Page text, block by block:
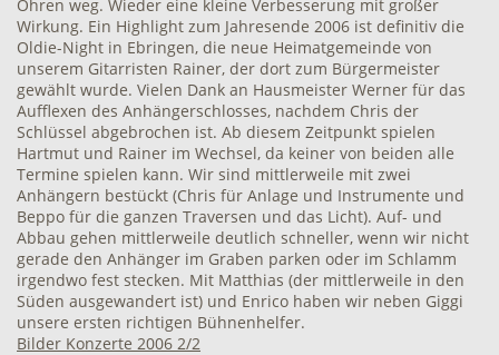
Ohren weg. Wieder eine kleine Verbesserung mit großer
Wirkung. Ein Highlight zum Jahresende 2006 ist definitiv die
Oldie-Night in Ebringen, die neue Heimatgemeinde von
unserem Gitarristen Rainer, der dort zum Bürgermeister
gewählt wurde. Vielen Dank an Hausmeister Werner für das
Aufflexen des Anhängerschlosses, nachdem Chris der
Schlüssel abgebrochen ist. Ab diesem Zeitpunkt spielen
Hartmut und Rainer im Wechsel, da keiner von beiden alle
Termine spielen kann. Wir sind mittlerweile mit zwei
Anhängern bestückt (Chris für Anlage und Instrumente und
Beppo für die ganzen Traversen und das Licht). Auf- und
Abbau gehen mittlerweile deutlich schneller, wenn wir nicht
gerade den Anhänger im Graben parken oder im Schlamm
irgendwo fest stecken. Mit Matthias (der mittlerweile in den
Süden ausgewandert ist) und Enrico haben wir neben Giggi
unsere ersten richtigen Bühnenhelfer.
Bilder Konzerte 2006 2/2